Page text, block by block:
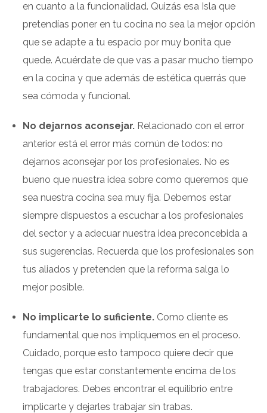
en cuanto a la funcionalidad. Quizás esa Isla que
pretendías poner en tu cocina no sea la mejor opción
que se adapte a tu espacio por muy bonita que
quede. Acuérdate de que vas a pasar mucho tiempo
en la cocina y que además de estética querrás que
sea cómoda y funcional.
No dejarnos aconsejar. Relacionado con el error
anterior está el error más común de todos: no
dejarnos aconsejar por los profesionales. No es
bueno que nuestra idea sobre como queremos que
sea nuestra cocina sea muy fija. Debemos estar
siempre dispuestos a escuchar a los profesionales
del sector y a adecuar nuestra idea preconcebida a
sus sugerencias. Recuerda que los profesionales son
tus aliados y pretenden que la reforma salga lo
mejor posible.
No implicarte lo suficiente. Como cliente es
fundamental que nos impliquemos en el proceso.
Cuidado, porque esto tampoco quiere decir que
tengas que estar constantemente encima de los
trabajadores. Debes encontrar el equilibrio entre
implicarte y dejarles trabajar sin trabas.